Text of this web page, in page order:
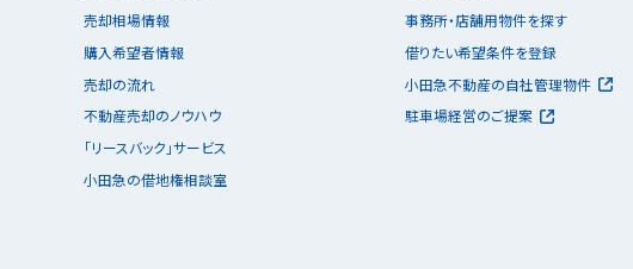
売却相場情報
購入希望者情報
売却の流れ
不動産売却のノウハウ
「リースバック」サービス
小田急の借地権相談室
事務所・店舗用物件を探す
借りたい希望条件を登録
小田急不動産の自社管理物件
駐車場経営のご提案